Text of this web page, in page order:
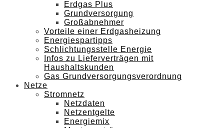
Erdgas Plus
Grundversorgung
Großabnehmer
Vorteile einer Erdgasheizung
Energiespartipps
Schlichtungsstelle Energie
Infos zu Lieferverträgen mit
Haushaltskunden
Gas Grundversorgungsverordnung
Netze
Stromnetz
Netzdaten
Netzentgelte
Energiemix